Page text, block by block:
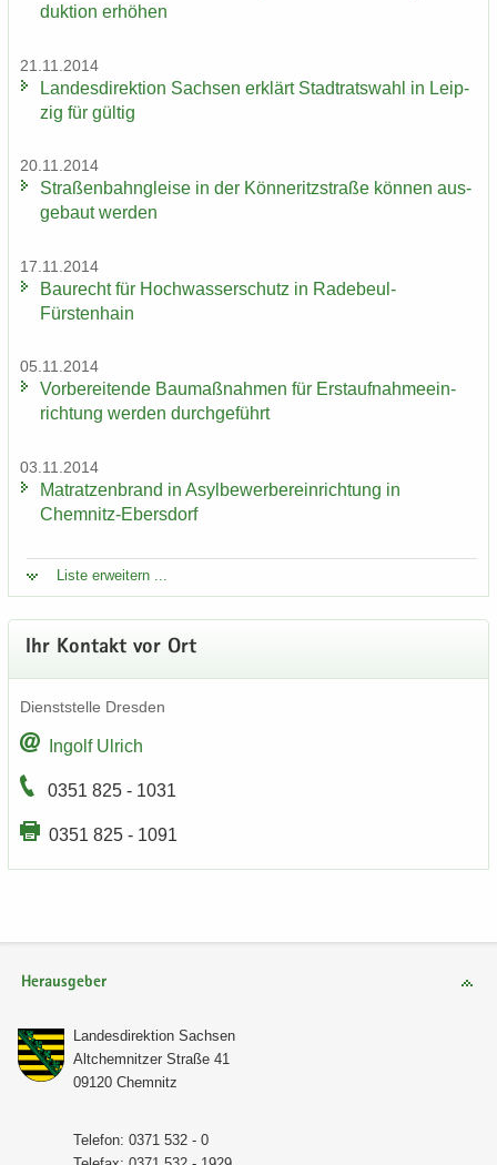
duk­ti­on er­hö­hen
21.11.2014
Lan­des­di­rek­ti­on Sach­sen er­klärt Stadt­rats­wahl in Leip­
zig für gül­tig
20.11.2014
Stra­ßen­bahn­glei­se in der Kön­ne­ritz­stra­ße kön­nen aus­
ge­baut wer­den
17.11.2014
Bau­recht für Hoch­was­ser­schutz in Radebeul-​
Fürstenhain
05.11.2014
Vor­be­rei­ten­de Bau­maß­nah­men für Erst­auf­nah­me­ein­
rich­tung wer­den durch­ge­führt
03.11.2014
Ma­trat­zen­brand in Asyl­be­wer­ber­ein­rich­tung in
Chemnitz-​Ebersdorf
Liste er­wei­tern ...
Ihr Kon­takt vor Ort
Dienst­stel­le Dres­den
In­golf Ul­rich
0351 825 - 1031
0351 825 - 1091
Herausgeber
Lan­des­di­rek­ti­on Sach­sen
Alt­chem­nit­zer Stra­ße 41
09120 Chem­nitz
Te­le­fon: 0371 532 - 0